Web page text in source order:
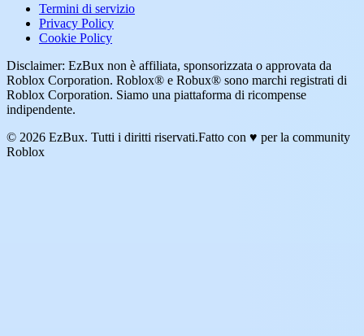
Termini di servizio
Privacy Policy
Cookie Policy
Disclaimer: EzBux non è affiliata, sponsorizzata o approvata da
Roblox Corporation. Roblox® e Robux® sono marchi registrati di
Roblox Corporation. Siamo una piattaforma di ricompense
indipendente.
© 2026 EzBux. Tutti i diritti riservati.Fatto con ♥ per la community
Roblox